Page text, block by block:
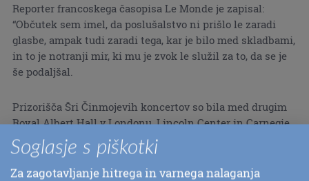
Reporter francoskega časopisa Le Monde je zapisal:
“Občutek sem imel, da poslušalstvo ni prišlo le zaradi
glasbe, ampak tudi zaradi tega, kar je bilo med skladbami,
in to je notranji mir, ki mu je zvok le služil za to, da se je
še podaljšal.
Prizorišča Šri Činmojevih koncertov so bila med drugim
Royal Albert Hall v Londonu, Lincoln Center in Carnegie
Hall v New Yorku, Davies Hall v San Franciscu, Nippon
Budokan v Tokiu in Sydnejska operna hiša.
Soglasje s piškotki
Za zagotavljanje hitrega in varnega nalaganja